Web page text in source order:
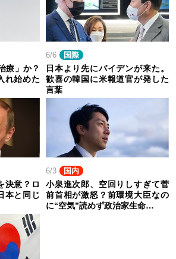
療」か？
れ始めた
6/6 国際
日本より先にバイデンが来た。
歓喜の韓国に米報道官が発した
言葉
決意？ロ
本と同じ
6/3 国内
小泉進次郎、空回りしすぎて菅
前首相が激怒？前環境大臣なの
に“空気”読めず政治家生命…